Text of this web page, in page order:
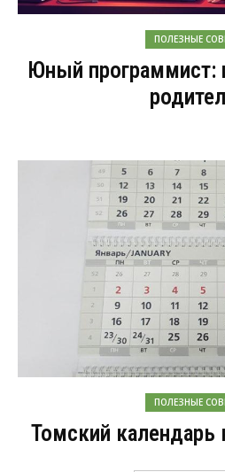
ПОЛЕЗНЫЕ
Юный программист:
ПОЛЕЗНЫЕ
Томский календарь